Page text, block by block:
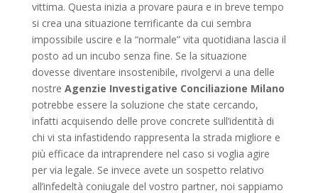
vittima. Questa inizia a provare paura e in breve tempo
si crea una situazione terrificante da cui sembra
impossibile uscire e la “normale” vita quotidiana lascia il
posto ad un incubo senza fine. Se la situazione
dovesse diventare insostenibile, rivolgervi a una delle
nostre Agenzie Investigative Conciliazione Milano
potrebbe essere la soluzione che state cercando,
infatti acquisendo delle prove concrete sull’identità di
chi vi sta infastidendo rappresenta la strada migliore e
più efficace da intraprendere nel caso si voglia agire
per via legale. Se invece avete un sospetto relativo
all’infedeltà coniugale del vostro partner, noi sappiamo